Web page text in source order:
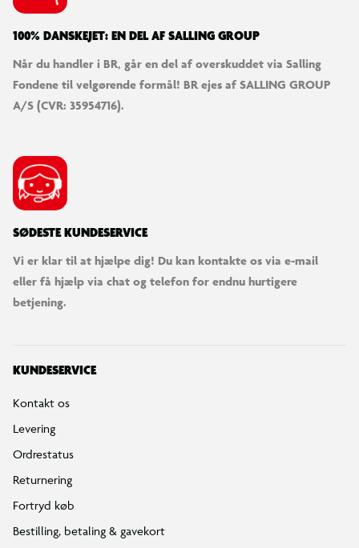
100% DANSKEJET: EN DEL AF SALLING GROUP
Når du handler i BR, går en del af overskuddet via Salling
Fondene til velgørende formål! BR ejes af SALLING GROUP
A/S (CVR: 35954716).
SØDESTE KUNDESERVICE
Vi er klar til at hjælpe dig! Du kan kontakte os via e-mail
eller få hjælp via chat og telefon for endnu hurtigere
betjening.
KUNDESERVICE
Kontakt os
Levering
Ordrestatus
Returnering
Fortryd køb
Bestilling, betaling & gavekort